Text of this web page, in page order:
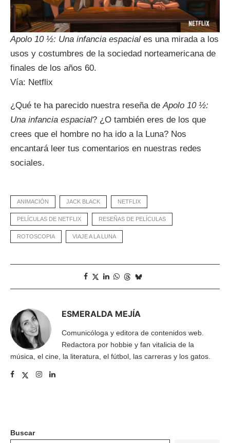
Apolo 10 ½: Una infancia espacial es una mirada a los
usos y costumbres de la sociedad norteamericana de
finales de los años 60.
Vía: Netflix
¿Qué te ha parecido nuestra reseña deApolo 10 ½:
Una infancia espacial? ¿O también eres de los que
crees que el hombre no ha ido a la Luna? Nos
encantará leer tus comentarios en nuestras redes
sociales.
ANIMACIÓN JACK BLACK NETFLIX
PELÍCULAS DE NETFLIX RESEÑAS DE PELÍCULAS
ROTOSCOPIA VIAJE A LA LUNA
ESMERALDA MEJÍA
Comunicóloga y editora de contenidos web.
Redactora por hobbie y fan vitalicia de la
música, el cine, la literatura, el fútbol, las carreras y los gatos.
Buscar